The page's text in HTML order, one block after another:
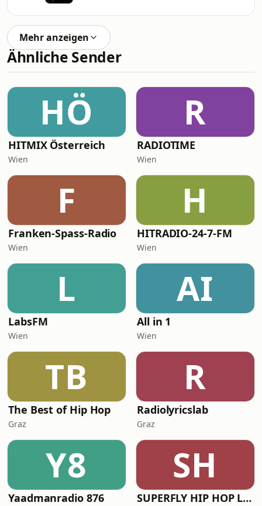
Mehr anzeigen
Ähnliche Sender
HÖ
HITMIX Österreich
Wien
R
RADIOTIME
Wien
F
Franken-Spass-Radio
Wien
H
HITRADIO-24-7-FM
Wien
L
LabsFM
Wien
AI
All in 1
Wien
TB
The Best of Hip Hop
Graz
R
Radiolyricslab
Graz
Y8
Yaadmanradio 876
SH
SUPERFLY HIP HOP Live